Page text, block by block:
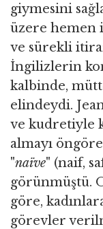
giymesini
üzere hemen
ve sürekli
İngilizlerin
kalbinde,
elindeydi.
ve kudretiyle
almayı
"naïve" (naif,
görünmüştü.
göre,
görevler